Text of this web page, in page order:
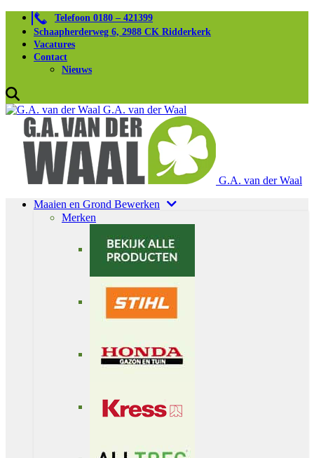
Telefoon 0180 – 421399
Schaapherderweg 6, 2988 CK Ridderkerk
Vacatures
Contact
Nieuws
G.A. van der Waal
G.A. van der Waal
Maaien en Grond Bewerken
Merken